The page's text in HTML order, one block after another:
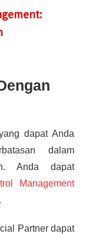
dapat Anda
dalam
Anda dapat
Management
Partner dapat